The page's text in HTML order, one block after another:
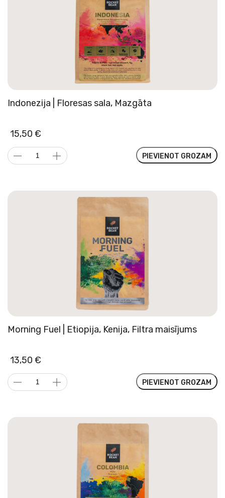
Indonezija | Floresas sala, Mazgāta
15,50 €
Indonezija
sala,
PIEVIENOT GROZAM
Morning Fuel | Etiopija, Kenija, Filtra maisījums
13,50 €
Morning
Fuel
Etiopija,
PIEVIENOT GROZAM